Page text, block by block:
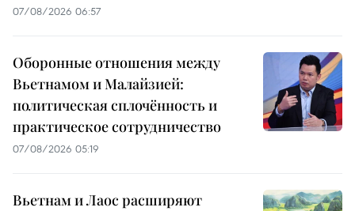
07/08/2026 06:57
Оборонные отношения между
Вьетнамом и Малайзией:
политическая сплочённость и
практическое сотрудничество
07/08/2026 05:19
Вьетнам и Лаос расширяют